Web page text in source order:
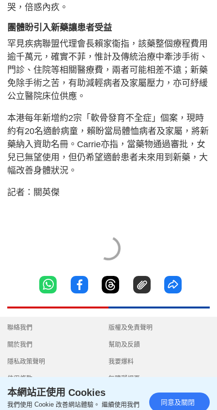
哭，倍惑內疚。
團體盼引入新藥讓患者受益
罕見疾病聯盟代理會長賴家衞指，該藥整個療程費用
逾千萬元，確實不菲，惟計及傳統治療中牽涉手術、
門診、住院等相關醫療費，兩者可能相差不遠；新藥
免除手術之苦，有助減輕病者及家屬壓力，亦可紓緩
公立醫院床位供應。
本港每年新增約2宗「軟骨發育不全症」個案，現時
約有20名適齡病童，賴盼當局體恤病者及家屬，將新
藥納入資助名冊。Carrie亦指，當藥物通過審批，女
兒已無望使用，但仍希望適齡患者未來用到新藥，大
幅改善身體狀況。
記者：關英傑
聯絡我們
關於我們
隱私政策聲明
使用條款
版權及免責聲明
幫助及反饋
我要爆料
無障礙網頁
本網站正使用 Cookies
我們使用 Cookie 改善網站體驗。 繼續使用我們 同意及關閉